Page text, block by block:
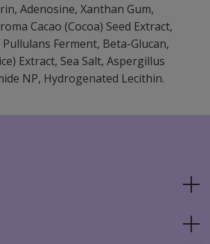
Adenosine, Xanthan Gum,
Cacao (Cocoa) Seed Extract,
Ferment, Beta-Glucan,
Extract, Sea Salt, Aspergillus
NP, Hydrogenated Lecithin.